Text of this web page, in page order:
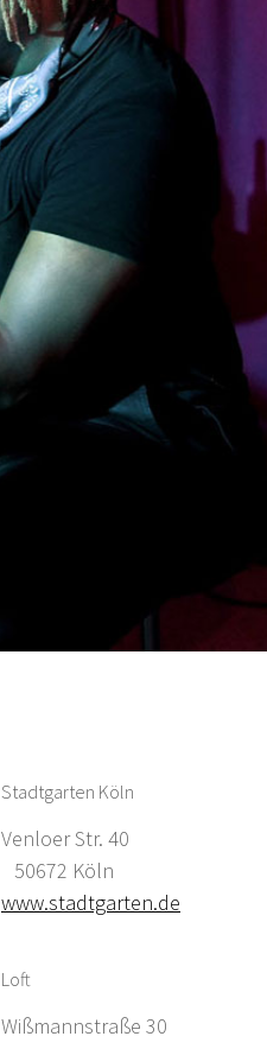
Stadtgarten Köln
Venloer Str. 40
50672 Köln
www.stadtgarten.de
Loft
Wißmannstraße 30